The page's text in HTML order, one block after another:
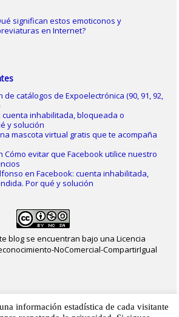
significan estos emoticonos y
en Internet?
de catálogos de Expoelectrónica (90, 91, 92,
cuenta inhabilitada, bloqueada o
y solución
mascota virtual gratis que te acompaña
Cómo evitar que Facebook utilice nuestro
enFacebook: cuenta inhabilitada,
Por qué y solución
blog se encuentran bajo una Licencia
NoComercial-CompartirIgual
Eitzen| Inicio | Contacto | Mapa web|Aviso legal
información estadística de cada visitante